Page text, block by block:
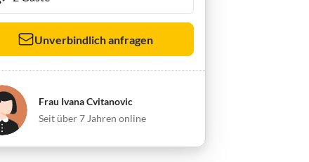
Unverbindlich anfragen
Frau Ivana Cvitanovic
Seit über 7 Jahren online